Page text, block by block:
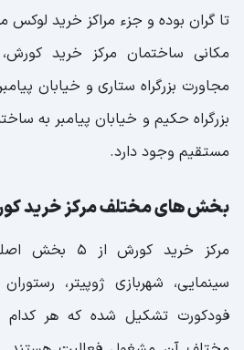
تا گران بوده و جزء مراکز خرید
مکانی ساختمان مرکز خرید
مجاورت بزرگراه ستاری و خیابان
بزرگراه حکیم و خیابان پیامبر به
مستقیم وجود دارد.
بخش های مختلف مرکز خرید
مرکز خرید
سینمایی، شهربازی ژوپیتر،
فودکورت تشکیل شده که هر